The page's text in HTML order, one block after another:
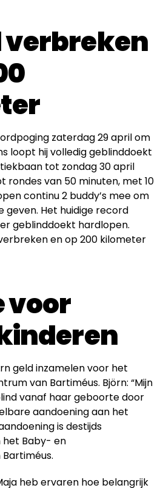
verbreken
zaterdag 29 april om
loopt hij volledig geblinddoekt
tot zondag 30 april
rondes van 50 minuten, met 10
continu 2 buddy’s mee om
geven. Het huidige record
geblinddoekt hardlopen.
en op 200 kilometer
voor
geld inzamelen voor het
van Bartiméus. Björn: “Mijn
vanaf haar geboorte door
aandoening aan het
is destijds
het Baby- en
heb ervaren hoe belangrijk